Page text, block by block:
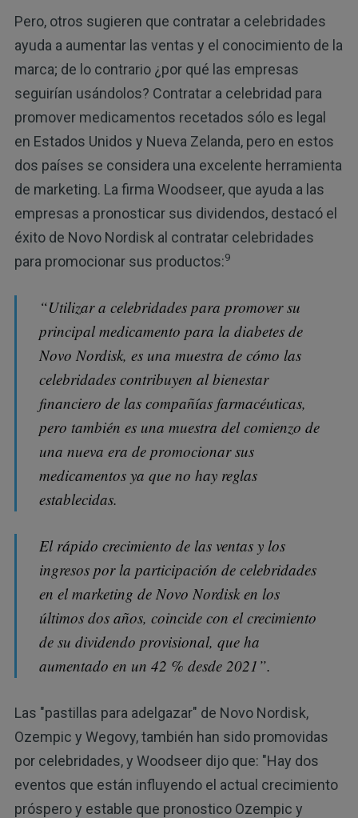
Pero, otros sugieren que contratar a celebridades
ayuda a aumentar las ventas y el conocimiento de la
marca; de lo contrario ¿por qué las empresas
seguirían usándolos? Contratar a celebridad para
promover medicamentos recetados sólo es legal
en Estados Unidos y Nueva Zelanda, pero en estos
dos países se considera una excelente herramienta
de marketing. La firma Woodseer, que ayuda a las
empresas a pronosticar sus dividendos, destacó el
éxito de Novo Nordisk al contratar celebridades
para promocionar sus productos:9
“Utilizar a celebridades para promover su
principal medicamento para la diabetes de
Novo Nordisk, es una muestra de cómo las
celebridades contribuyen al bienestar
financiero de las compañías farmacéuticas,
pero también es una muestra del comienzo de
una nueva era de promocionar sus
medicamentos ya que no hay reglas
establecidas.
El rápido crecimiento de las ventas y los
ingresos por la participación de celebridades
en el marketing de Novo Nordisk en los
últimos dos años, coincide con el crecimiento
de su dividendo provisional, que ha
aumentado en un 42 % desde 2021”.
Las "pastillas para adelgazar" de Novo Nordisk,
Ozempic y Wegovy, también han sido promovidas
por celebridades, y Woodseer dijo que: "Hay dos
eventos que están influyendo el actual crecimiento
próspero y estable que pronostico Ozempic y